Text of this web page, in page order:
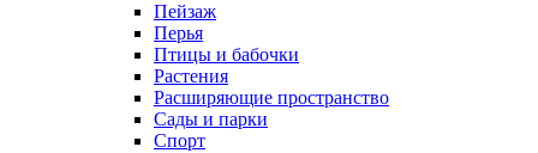
Пейзаж
Перья
Птицы и бабочки
Растения
Расширяющие пространство
Сады и парки
Спорт